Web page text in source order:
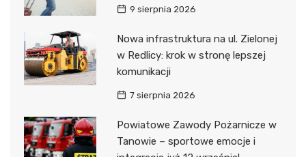
9 sierpnia 2026
Nowa infrastruktura na ul. Zielonej
w Redlicy: krok w stronę lepszej
komunikacji
7 sierpnia 2026
Powiatowe Zawody Pożarnicze w
Tanowie – sportowe emocje i